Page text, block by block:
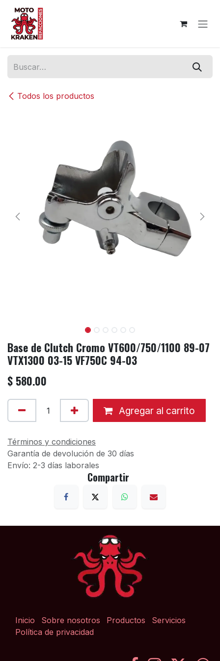
Ir al contenido
Todos los productos
Base de Clutch Cromo VT600/750/1100 89-07
VTX1300 03-15 VF750C 94-03
$ 580.00
Agregar al carrito
Términos y condiciones
Garantía de devolución de 30 días
Envío: 2-3 días laborales
Compartir
Inicio Sobre nosotros Productos
Servicios
Política de privacidad